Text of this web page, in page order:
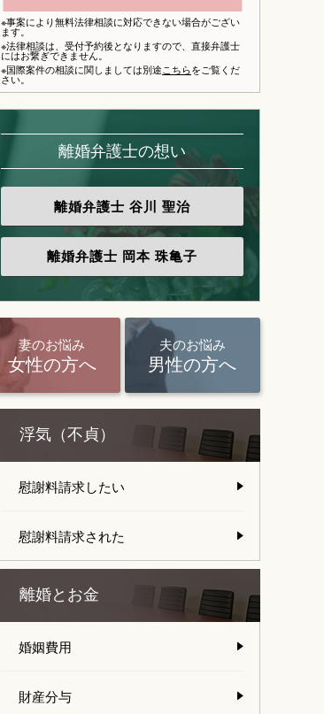
※事案により無料法律相談に対応できない場合がござい
ます。
※法律相談は、 受付予約後となりますので、 直接弁護士
にはお繋ぎできません。
※国際案件の相談に関しましては別途こちらをご覧くだ
さい。
離婚弁護士の想い
離婚弁護士 谷川 聖治
離婚弁護士 岡本 珠亀子
妻のお悩み
女性の方へ
夫のお悩み
男性の方へ
浮気（不貞）
慰謝料請求したい
慰謝料請求された
離婚とお金
婚姻費用
財産分与